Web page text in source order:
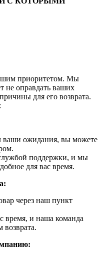
приоритетом. Мы
не оправдать ваших
для его возврата.
ваши ожидания, вы можете
поддержки, и мы
для вас время.
через наш пункт
время, и наша команда